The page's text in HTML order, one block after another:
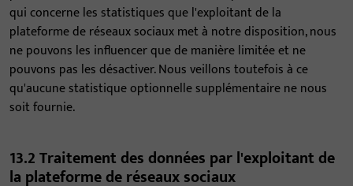
qui concerne les statistiques que l'exploitant de la
plateforme de réseaux sociaux met à notre disposition, nous
ne pouvons les influencer que de manière limitée et ne
pouvons pas les désactiver. Nous veillons toutefois à ce
qu'aucune statistique optionnelle supplémentaire ne nous
soit fournie.
13.2 Traitement des données par l'exploitant de
la plateforme de réseaux sociaux